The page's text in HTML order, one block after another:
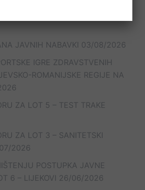
JAVNIH NABAVKI 03/08/2026
IGRE ZDRAVSTVENIH
ROMANIJSKE REGIJE NA
ZA LOT 5 – TEST TRAKE
ZA LOT 3 – SANITETSKI
2026
POSTUPKA JAVNE
6 – LIJEKOVI 26/06/2026